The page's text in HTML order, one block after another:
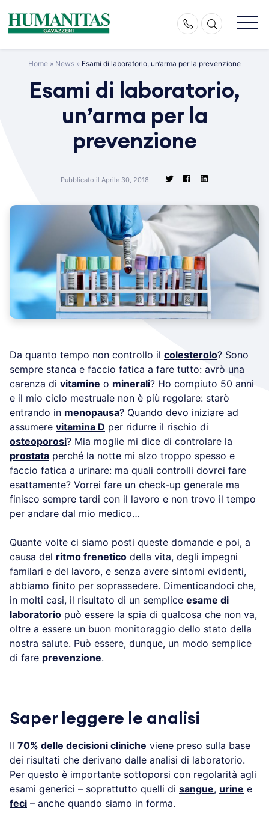
content
Home » News » Esami di laboratorio, un’arma per la prevenzione
Esami di laboratorio,
un’arma per la
prevenzione
Pubblicato il Aprile 30, 2018
Da quanto tempo non controllo il colesterolo? Sono
sempre stanca e faccio fatica a fare tutto: avrò una
carenza di vitamine o minerali? Ho compiuto 50 anni
e il mio ciclo mestruale non è più regolare: starò
entrando in menopausa? Quando devo iniziare ad
assumere vitamina D per ridurre il rischio di
osteoporosi? Mia moglie mi dice di controlare la
prostata perché la notte mi alzo troppo spesso e
faccio fatica a urinare: ma quali controlli dovrei fare
esattamente? Vorrei fare un check-up generale ma
finisco sempre tardi con il lavoro e non trovo il tempo
per andare dal mio medico…
Quante volte ci siamo posti queste domande e poi, a
causa del ritmo frenetico della vita, degli impegni
familari e del lavoro, e senza avere sintomi evidenti,
abbiamo finito per soprassedere. Dimenticandoci che,
in molti casi, il risultato di un semplice esame di
laboratorio può essere la spia di qualcosa che non va,
oltre a essere un buon monitoraggio dello stato della
nostra salute. Può essere, dunque, un modo semplice
di fare prevenzione.
Saper leggere le analisi
Il 70% delle decisioni cliniche viene preso sulla base
dei risultati che derivano dalle analisi di laboratorio.
Per questo è importante sottoporsi con regolarità agli
esami generici – soprattutto quelli di sangue, urine e
feci – anche quando siamo in forma.